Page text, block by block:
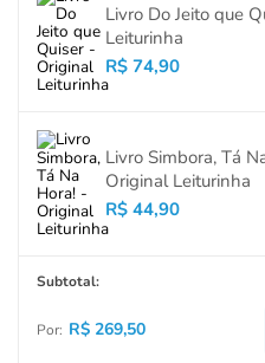
Livro Do Jeito que
Leiturinha
R$ 74,90
Livro Simbora, Tá
Original Leiturinha
R$ 44,90
Subtotal:
Por: R$ 269,50